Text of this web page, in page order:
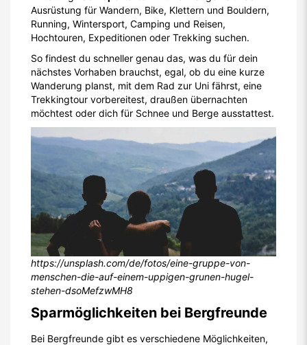
Ausrüstung für Wandern, Bike, Klettern und Bouldern,
Running, Wintersport, Camping und Reisen,
Hochtouren, Expeditionen oder Trekking suchen.
So findest du schneller genau das, was du für dein
nächstes Vorhaben brauchst, egal, ob du eine kurze
Wanderung planst, mit dem Rad zur Uni fährst, eine
Trekkingtour vorbereitest, draußen übernachten
möchtest oder dich für Schnee und Berge ausstattest.
https://unsplash.com/de/fotos/eine-gruppe-von-
menschen-die-auf-einem-uppigen-grunen-hugel-
stehen-dsoMefzwMH8
Sparmöglichkeiten bei Bergfreunde
Bei Bergfreunde gibt es verschiedene Möglichkeiten,